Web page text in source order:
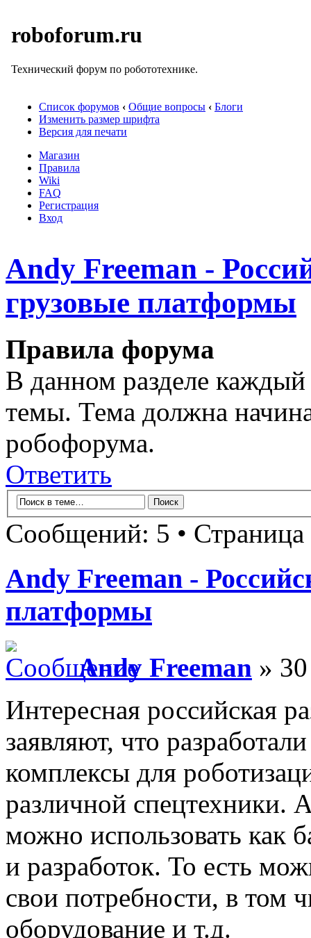
roboforum.ru
Технический форум по робототехнике.
Список форумов ‹ Общие вопросы ‹ Блоги
Изменить размер шрифта
Версия для печати
Магазин
Правила
Wiki
FAQ
Регистрация
Вход
Andy Freeman -
грузовые платформы
Правила форума
В данном разделе
темы. Тема должна
робофорума.
Ответить
Сообщений: 5 • Страница
Andy Freeman -
платформы
Andy Freeman »
Интересная российская
заявляют, что
комплексы для
различной спецтехники.
можно использовать как
и разработок. То есть
свои потребности, в том
оборудование и т.д.